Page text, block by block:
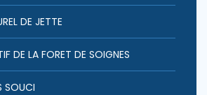
DE JETTE
DE LA FORET DE SOIGNES
SOUCI